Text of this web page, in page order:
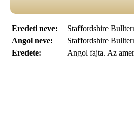
Eredeti neve:
Staffordshire
Angol neve:
Staffordshire
Eredete:
Angol fajta. Az